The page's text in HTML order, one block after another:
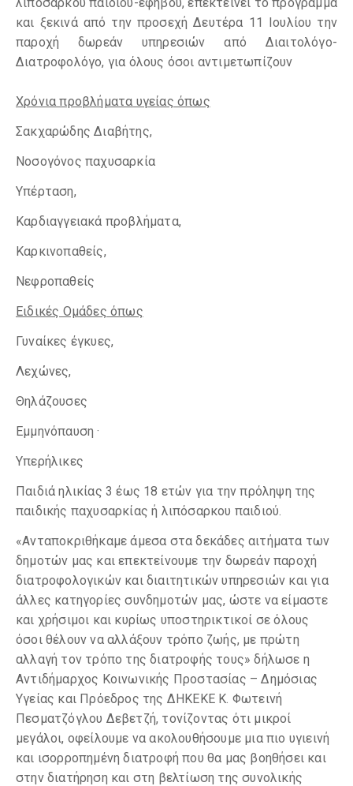
και ξεκινά από την προσεχή Δευτέρα 11 Ιουλίου την
παροχή δωρεάν υπηρεσιών από Διαιτολόγο-
Διατροφολόγο, για όλους όσοι αντιμετωπίζουν
Χρόνια προβλήματα υγείας όπως
Σακχαρώδης Διαβήτης,
Νοσογόνος παχυσαρκία
Υπέρταση,
Καρδιαγγειακά προβλήματα,
Καρκινοπαθείς,
Νεφροπαθείς
Ειδικές Ομάδες όπως
Γυναίκες έγκυες,
Λεχώνες,
Θηλάζουσες
Εμμηνόπαυση ·
Υπερήλικες
Παιδιά ηλικίας 3 έως 18 ετών για την πρόληψη της
παιδικής παχυσαρκίας ή λιπόσαρκου παιδιού.
«Ανταποκριθήκαμε άμεσα στα δεκάδες αιτήματα των
δημοτών μας και επεκτείνουμε την δωρεάν παροχή
διατροφολογικών και διαιτητικών υπηρεσιών και για
άλλες κατηγορίες συνδημοτών μας, ώστε να είμαστε
και χρήσιμοι και κυρίως υποστηρικτικοί σε όλους
όσοι θέλουν να αλλάξουν τρόπο ζωής, με πρώτη
αλλαγή τον τρόπο της διατροφής τους» δήλωσε η
Αντιδήμαρχος Κοινωνικής Προστασίας – Δημόσιας
Υγείας και Πρόεδρος της ΔΗΚΕΚΕ Κ. Φωτεινή
Πεσματζόγλου Δεβετζή, τονίζοντας ότι μικροί
μεγάλοι, οφείλουμε να ακολουθήσουμε μια πιο υγιεινή
και ισορροπημένη διατροφή που θα μας βοηθήσει και
στην διατήρηση και στη βελτίωση της συνολικής